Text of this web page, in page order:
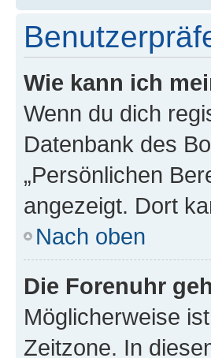
Wie kann ich
Wenn du dich
Datenbank des
„Persönlichen
angezeigt. Dort
Nach oben
Die Forenuhr
Möglicherweise
Zeitzone. In